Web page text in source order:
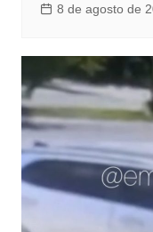
8 de agosto de